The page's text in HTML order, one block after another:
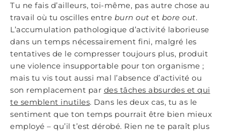
Tu ne fais d’ailleurs, toi-même, pas autre chose au
travail où tu oscilles entre burn out et bore out.
L’accumulation pathologique d’activité laborieuse
dans un temps nécessairement fini, malgré les
tentatives de le compresser toujours plus, produit
une violence insupportable pour ton organisme ;
mais tu vis tout aussi mal l’absence d’activité ou
son remplacement par des tâches absurdes et qui
te semblent inutiles. Dans les deux cas, tu as le
sentiment que ton temps pourrait être bien mieux
employé – qu’il t’est dérobé. Rien ne te paraît plus